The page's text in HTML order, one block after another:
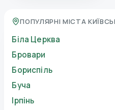
ПОПУЛЯРНІ МІСТА
Біла Церква
Бровари
Бориспіль
Буча
Ірпінь